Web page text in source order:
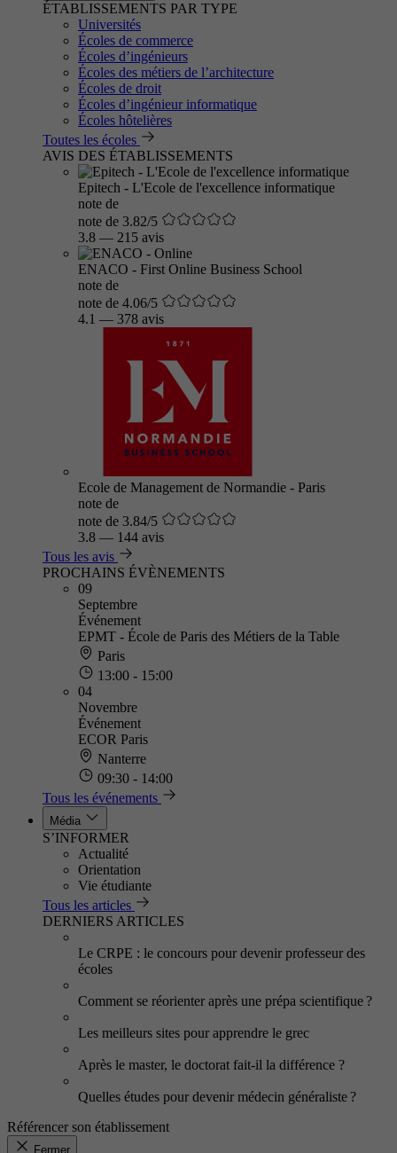
ÉTABLISSEMENTS PAR TYPE
Universités
Écoles de commerce
Écoles d’ingénieurs
Écoles des métiers de l’architecture
Écoles de droit
Écoles d’ingénieur informatique
Écoles hôtelières
Toutes les écoles
AVIS DES ÉTABLISSEMENTS
Epitech - L'Ecole de l'excellence informatique
note de
note de 3.82/5
3.8 — 215 avis
ENACO - First Online Business School
note de
note de 4.06/5
4.1 — 378 avis
Ecole de Management de Normandie - Paris
note de
note de 3.84/5
3.8 — 144 avis
Tous les avis
PROCHAINS ÉVÈNEMENTS
09
Septembre
Événement
EPMT - École de Paris des Métiers de la Table
Paris
13:00 - 15:00
04
Novembre
Événement
ECOR Paris
Nanterre
09:30 - 14:00
Tous les événements
Média
S’INFORMER
Actualité
Orientation
Vie étudiante
Tous les articles
DERNIERS ARTICLES
Le CRPE : le concours pour devenir professeur des
écoles
Comment se réorienter après une prépa scientifique ?
Les meilleurs sites pour apprendre le grec
Après le master, le doctorat fait-il la différence ?
Quelles études pour devenir médecin généraliste ?
Référencer son établissement
Fermer